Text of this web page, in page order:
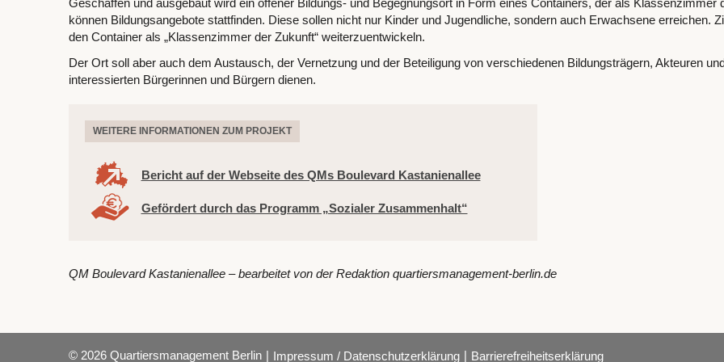
Geschaffen und ausgebaut wird ein offener Bildungs- und Begegnungsort in Form eines Containers, der als Klassenzimmer
können Bildungsangebote stattfinden. Diese sollen nicht nur Kinder und Jugendliche, sondern auch Erwachsene erreichen.
den Container als „Klassenzimmer der Zukunft“ weiterzuentwickeln.
Der Ort soll aber auch dem Austausch, der Vernetzung und der Beteiligung von verschiedenen Bildungsträgern, Akteuren
interessierten Bürgerinnen und Bürgern dienen.
WEITERE INFORMATIONEN ZUM PROJEKT
Bericht auf der Webseite des QMs Boulevard Kastanienallee
Gefördert durch das Programm „Sozialer Zusammenhalt“
QM Boulevard Kastanienallee – bearbeitet von der Redaktion quartiersmanagement-berlin.de
© 2026 Quartiersmanagement Berlin | Impressum / Datenschutzerklärung | Barrierefreiheitserklärung